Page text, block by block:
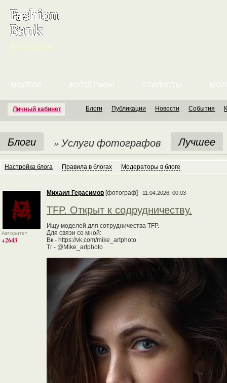
Личный кабинет
МОДЕЛИ ФОТОГРАФЫ СТИЛИСТЫ
Блоги Публикации Новости События
Блоги » Услуги фотографов Лучшее
Настройка блога Правила в блогах Модераторы в блоге
Авторитет
+2643
Михаил Герасимов [фотограф] 11.04.2026, 00:03
TFP. Открыт к содрудничеству.
Ищу моделей для сотрудничества TFP.
Для связи со мной:
Вк - https://vk.com/mike_artphoto
Тг - @Mike_artphoto